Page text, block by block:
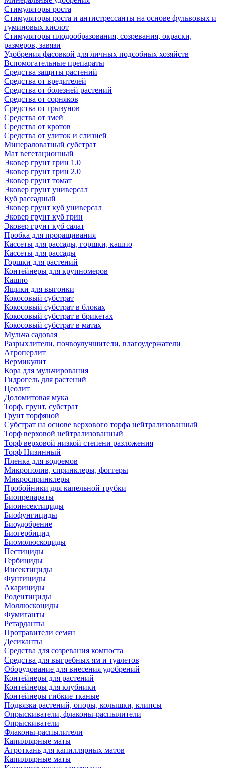
Стимуляторы роста
Стимуляторы роста и антистрессанты на основе фульвовых и
гуминовых кислот
Стимуляторы плодообразования, созревания, окраски,
размеров, завязи
Удобрения фасовкой для личных подсобных хозяйств
Вспомогательные препараты
Средства защиты растений
Средства от вредителей
Средства от болезней растений
Средства от сорняков
Средства от грызунов
Средства от змей
Средства от кротов
Средства от улиток и слизней
Минераловатный субстрат
Мат вегетационный
Эковер грунт грин 1.0
Эковер грунт грин 2.0
Эковер грунт томат
Эковер грунт универсал
Куб рассадный
Эковер грунт куб универсал
Эковер грунт куб грин
Эковер грунт куб салат
Пробка для проращивания
Кассеты для рассады, горшки, кашпо
Кассеты для рассады
Горшки для растений
Контейнеры для крупномеров
Кашпо
Ящики для выгонки
Кокосовый субстрат
Кокосовый субстрат в блоках
Кокосовый субстрат в брикетах
Кокосовый субстрат в матах
Мульча садовая
Разрыхлители, почвоулучшители, влагоудержатели
Агроперлит
Вермикулит
Кора для мульчирования
Гидрогель для растений
Цеолит
Доломитовая мука
Торф, грунт, субстрат
Грунт торфяной
Субстрат на основе верхового торфа нейтрализованный
Торф верховой нейтрализованный
Торф верховой низкой степени разложения
Торф Низинный
Пленка для водоемов
Микрополив, спринклеры, фоггеры
Микроспринклеры
Пробойники для капельной трубки
Биопрепараты
Биоинсектициды
Биофунгициды
Биоудобрение
Биогербицид
Биомолюскоциды
Пестициды
Гербициды
Инсектициды
Фунгициды
Акарициды
Родентициды
Моллюскоциды
Фумиганты
Ретарданты
Протравители семян
Десиканты
Средства для созревания компоста
Средства для выгребных ям и туалетов
Оборудование для внесения удобрений
Контейнеры для растений
Контейнеры для клубники
Контейнеры гибкие тканые
Подвязка растений, опоры, колышки, клипсы
Опрыскиватели, флаконы-распылители
Опрыскиватели
Флаконы-распылители
Капиллярные маты
Агроткань для капиллярных матов
Капиллярные маты